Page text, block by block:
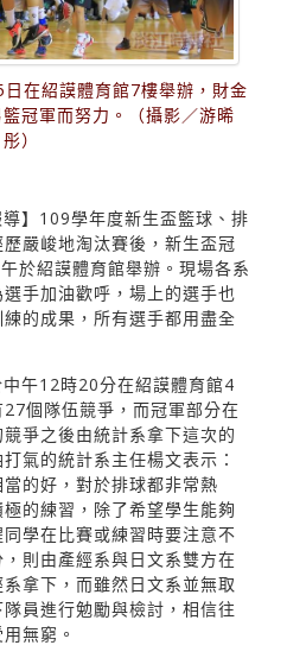
在紹謨體育館7樓舉辦，財金
冠軍而努力。（攝影／游晞
彤）
導】109學年度新生盃籃球、排
嚴峻地淘汰賽後，新生盃冠
於紹謨體育館舉辦。現場各系
手加油歡呼，場上的選手也
的成果，所有選手都用盡全
午12時20分在紹謨體育館4
個隊伍競爭，而冠軍部分在
爭之後由統計系拿下這次的
氣的統計系主任楊文表示：
當的好，對於排球都非常熱
的練習，除了希望學生能夠
學在比賽或練習時要注意不
則由產經系與日文系雙方在
拿下，而雖然日文系並無取
員進行勉勵與檢討，相信往
無窮。